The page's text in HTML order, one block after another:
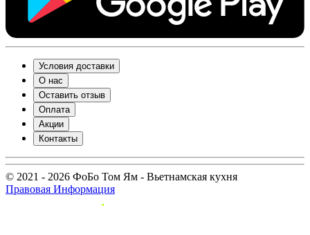
Условия доставки
О нас
Оставить отзыв
Оплата
Акции
Контакты
© 2021 - 2026 ФоБо Том Ям - Вьетнамская кухня
Правовая Информация